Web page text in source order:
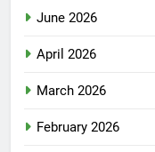
June 2026
April 2026
March 2026
February 2026